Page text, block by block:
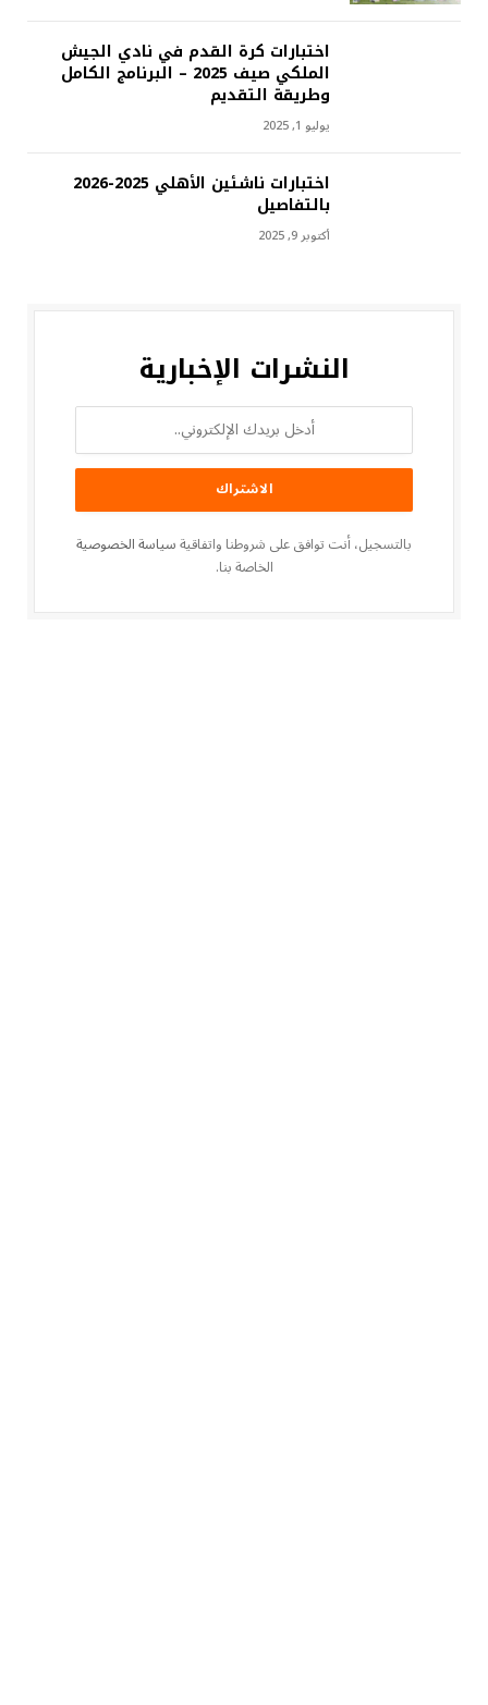
اختبارات كرة القدم في نادي الجيش
الملكي صيف 2025 – البرنامج الكامل
وطريقة التقديم
يوليو 1, 2025
اختبارات ناشئين الأهلي 2025-2026
بالتفاصيل
أكتوبر 9, 2025
النشرات الإخبارية
بالتسجيل، أنت توافق على شروطنا واتفاقيةسياسة الخصوصية
الخاصة بنا.